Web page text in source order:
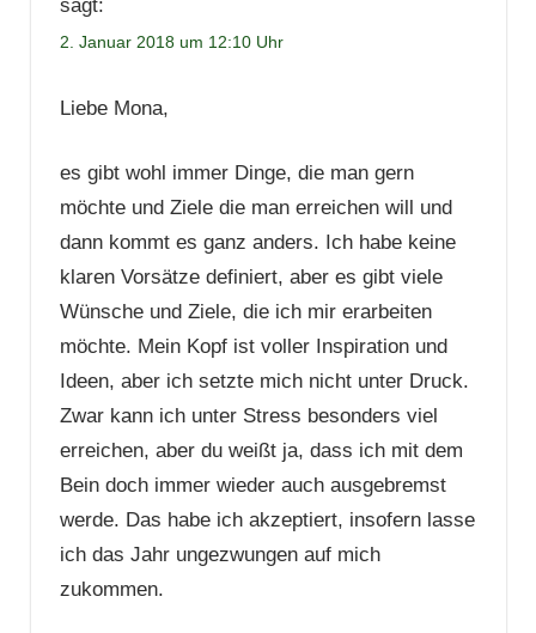
sagt:
2. Januar 2018 um 12:10 Uhr
Liebe Mona,
es gibt wohl immer Dinge, die man gern
möchte und Ziele die man erreichen will und
dann kommt es ganz anders. Ich habe keine
klaren Vorsätze definiert, aber es gibt viele
Wünsche und Ziele, die ich mir erarbeiten
möchte. Mein Kopf ist voller Inspiration und
Ideen, aber ich setzte mich nicht unter Druck.
Zwar kann ich unter Stress besonders viel
erreichen, aber du weißt ja, dass ich mit dem
Bein doch immer wieder auch ausgebremst
werde. Das habe ich akzeptiert, insofern lasse
ich das Jahr ungezwungen auf mich
zukommen.